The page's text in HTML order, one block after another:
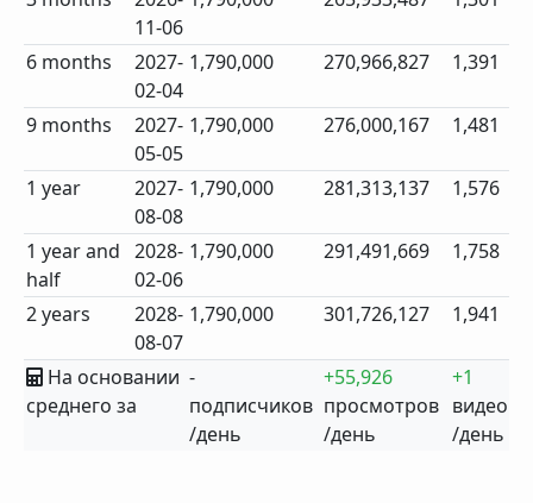
11-06
6 months
2027-
02-04
1,790,000 270,966,827 1,391
9 months
2027-
05-05
1,790,000 276,000,167 1,481
1 year
2027-
08-08
1,790,000 281,313,137 1,576
1 year and
half
2028-
02-06
1,790,000 291,491,669 1,758
2 years
2028-
08-07
1,790,000 301,726,127 1,941
На основании
среднего за
-
подписчиков
/день
+55,926
просмотров
/день
+1
видео
/день